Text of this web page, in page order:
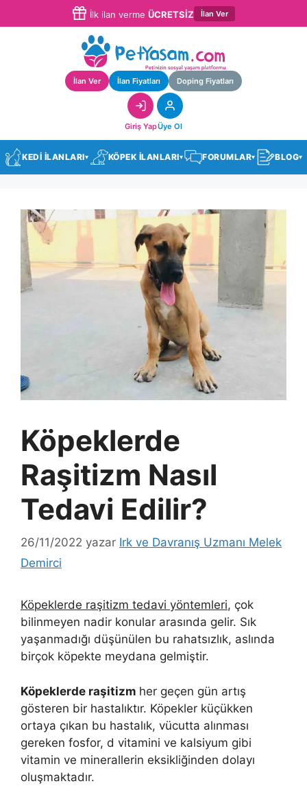
İlk ilan verme ÜCRETSİZ İlan Ver
İlan Ver İlan Fiyatları Doping Fiyatları
Giriş YapÜye Ol
KEDİ İLANLARI▾ KÖPEK İLANLARI▾ FORUMLAR▾ BLOG▾
Köpeklerde
Raşitizm Nasıl
Tedavi Edilir?
26/11/2022 yazar Irk ve Davranış Uzmanı Melek
Demirci
Köpeklerde raşitizm tedavi yöntemleri, çok
bilinmeyen nadir konular arasında gelir. Sık
yaşanmadığı düşünülen bu rahatsızlık, aslında
birçok köpekte meydana gelmiştir.
Köpeklerde raşitizm her geçen gün artış
gösteren bir hastalıktır. Köpekler küçükken
ortaya çıkan bu hastalık, vücutta alınması
gereken fosfor, d vitamini ve kalsiyum gibi
vitamin ve minerallerin eksikliğinden dolayı
oluşmaktadır.